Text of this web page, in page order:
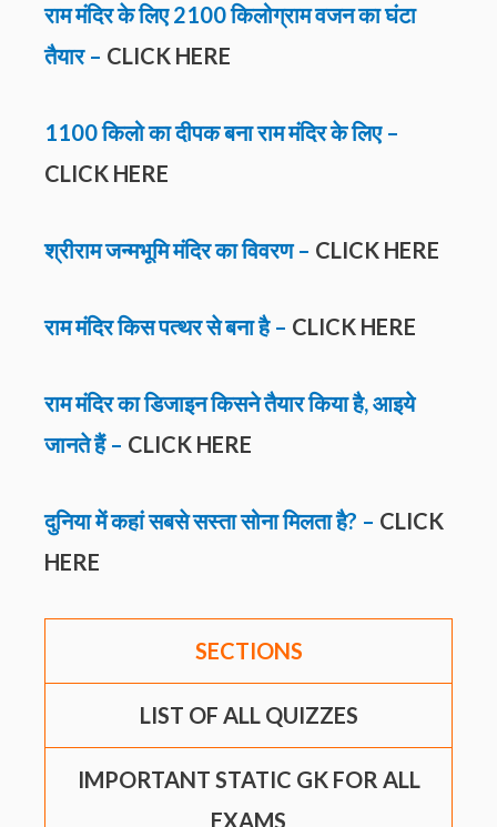
राम मंदिर के लिए 2100 किलोग्राम वजन का घंटा
तैयार – CLICK HERE
1100 किलो का दीपक बनाराम मंदिर के लिए –
CLICK HERE
श्रीराम जन्मभूमि मंदिर का विवरण – CLICK HERE
राम मंदिर किस पत्थर से बना है – CLICK HERE
राम मंदिर का डिजाइन किसने तैयार किया है, आइये
जानते हैं – CLICK HERE
दुनिया में कहां सबसे सस्ता सोना मिलता है? – CLICK
HERE
SECTIONS
LIST OF ALL QUIZZES
IMPORTANT STATIC GK FOR ALL
EXAMS